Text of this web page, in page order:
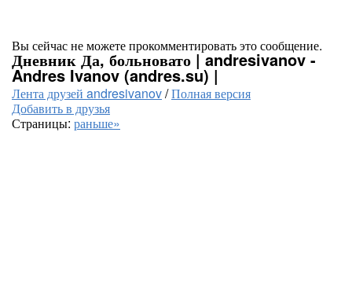
Вы сейчас не можете прокомментировать это сообщение.
Дневник Да, больновато | andresivanov -
Andres Ivanov (andres.su) |
Лента друзей andresivanov/Полная версия
Добавить в друзья
Страницы: раньше»